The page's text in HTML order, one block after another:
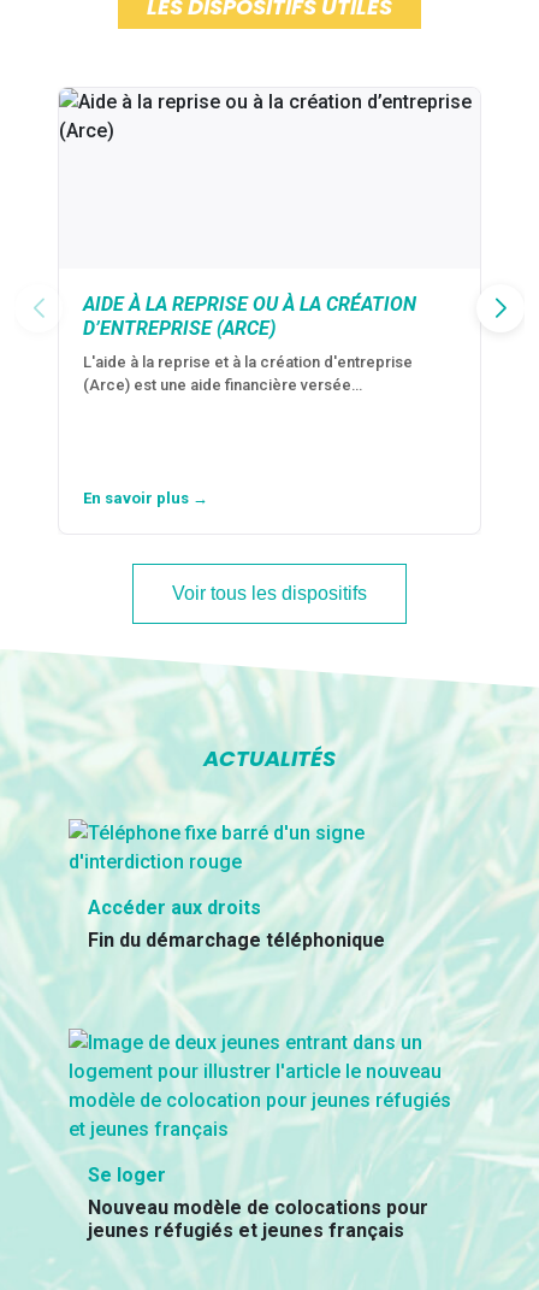
LES DISPOSITIFS UTILES
AIDE À LA REPRISE OU À LA CRÉATION
D’ENTREPRISE (ARCE)
L'aide à la reprise et à la création d'entreprise
(Arce) est une aide financière versée…
En savoir plus →
Voir tous les dispositifs
ACTUALITÉS
Accéder aux droits
Fin du démarchage téléphonique
Se loger
Nouveau modèle de colocations pour
jeunes réfugiés et jeunes français